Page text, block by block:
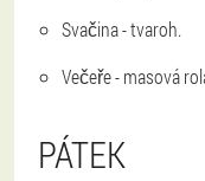
Svačina - tvaroh.
Večeře - masová
PÁTEK